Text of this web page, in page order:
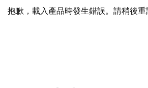
抱歉，載入產品時發生錯誤。請稍後重